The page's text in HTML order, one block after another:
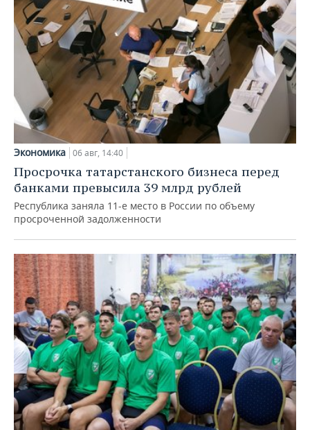
Экономика 06 авг, 14:40
Просрочка татарстанского бизнеса перед
банками превысила 39 млрд рублей
Республика заняла 11-е место в России по объему
просроченной задолженности